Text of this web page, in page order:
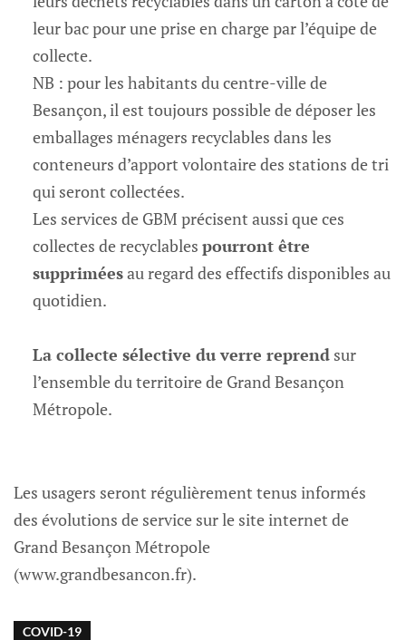
leur bac pour une prise en charge par l’équipe de
collecte.
NB : pour les habitants du centre-ville de
Besançon, il est toujours possible de déposer les
emballages ménagers recyclables dans les
conteneurs d’apport volontaire des stations de tri
qui seront collectées.
Les services de GBM précisent aussi que ces
collectes de recyclables pourront être
suppriméesau regard des effectifs disponibles au
quotidien.
La collecte sélective du verre reprendsur
l’ensemble du territoire de Grand Besançon
Métropole.
Les usagers seront régulièrement tenus informés
des évolutions de service sur le site internet de
Grand Besançon Métropole
(www.grandbesancon.fr).
COVID-19